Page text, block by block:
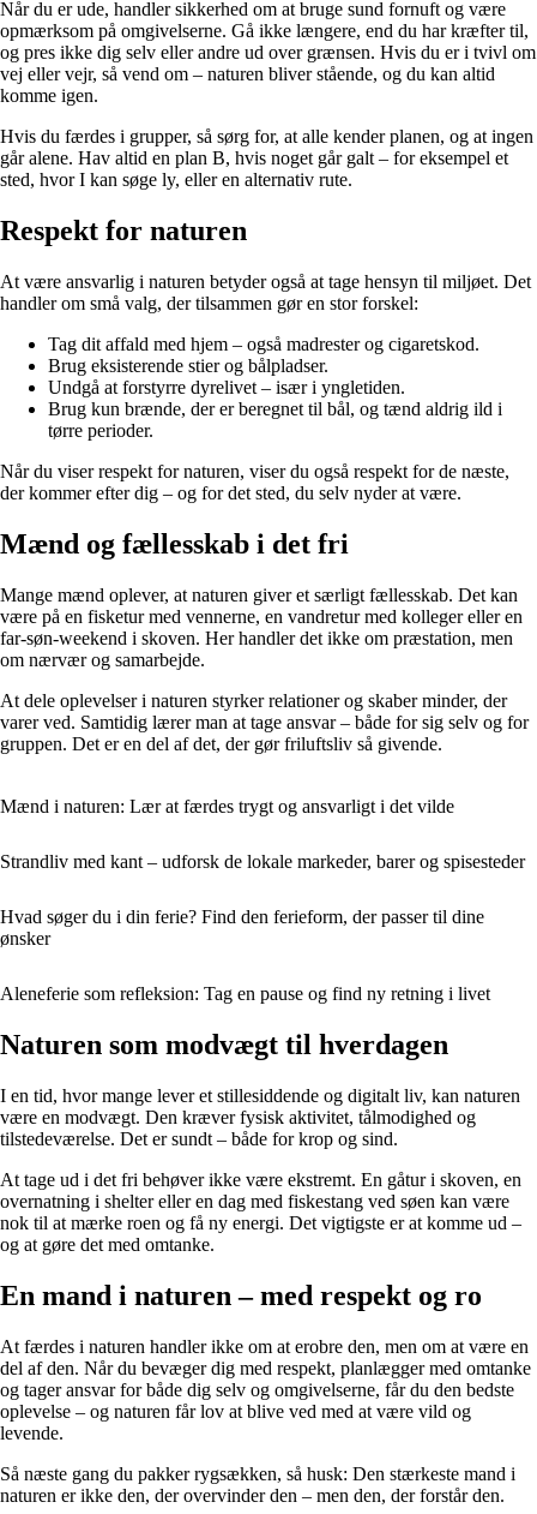
Når du er ude, handler sikkerhed om at bruge sund fornuft og være
opmærksom på omgivelserne. Gå ikke længere, end du har kræfter til,
og pres ikke dig selv eller andre ud over grænsen. Hvis du er i tvivl om
vej eller vejr, så vend om – naturen bliver stående, og du kan altid
komme igen.
Hvis du færdes i grupper, så sørg for, at alle kender planen, og at ingen
går alene. Hav altid en plan B, hvis noget går galt – for eksempel et
sted, hvor I kan søge ly, eller en alternativ rute.
Respekt for naturen
At være ansvarlig i naturen betyder også at tage hensyn til miljøet. Det
handler om små valg, der tilsammen gør en stor forskel:
Tag dit affald med hjem – også madrester og cigaretskod.
Brug eksisterende stier og bålpladser.
Undgå at forstyrre dyrelivet – især i yngletiden.
Brug kun brænde, der er beregnet til bål, og tænd aldrig ild i
tørre perioder.
Når du viser respekt for naturen, viser du også respekt for de næste,
der kommer efter dig – og for det sted, du selv nyder at være.
Mænd og fællesskab i det fri
Mange mænd oplever, at naturen giver et særligt fællesskab. Det kan
være på en fisketur med vennerne, en vandretur med kolleger eller en
far-søn-weekend i skoven. Her handler det ikke om præstation, men
om nærvær og samarbejde.
At dele oplevelser i naturen styrker relationer og skaber minder, der
varer ved. Samtidig lærer man at tage ansvar – både for sig selv og for
gruppen. Det er en del af det, der gør friluftsliv så givende.
Mænd i naturen: Lær at færdes trygt og ansvarligt i det vilde
Strandliv med kant – udforsk de lokale markeder, barer og spisesteder
Hvad søger du i din ferie? Find den ferieform, der passer til dine
ønsker
Aleneferie som refleksion: Tag en pause og find ny retning i livet
Naturen som modvægt til hverdagen
I en tid, hvor mange lever et stillesiddende og digitalt liv, kan naturen
være en modvægt. Den kræver fysisk aktivitet, tålmodighed og
tilstedeværelse. Det er sundt – både for krop og sind.
At tage ud i det fri behøver ikke være ekstremt. En gåtur i skoven, en
overnatning i shelter eller en dag med fiskestang ved søen kan være
nok til at mærke roen og få ny energi. Det vigtigste er at komme ud –
og at gøre det med omtanke.
En mand i naturen – med respekt og ro
At færdes i naturen handler ikke om at erobre den, men om at være en
del af den. Når du bevæger dig med respekt, planlægger med omtanke
og tager ansvar for både dig selv og omgivelserne, får du den bedste
oplevelse – og naturen får lov at blive ved med at være vild og
levende.
Så næste gang du pakker rygsækken, så husk: Den stærkeste mand i
naturen er ikke den, der overvinder den – men den, der forstår den.